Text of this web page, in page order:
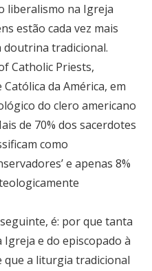
liberalismo na Igreja
estão cada vez mais
doutrina tradicional.
Catholic Priests,
da América, em
do clero americano
de 70% dos sacerdotes
como
e apenas 8%
é: por que tanta
e do episcopado à
que a liturgia tradicional